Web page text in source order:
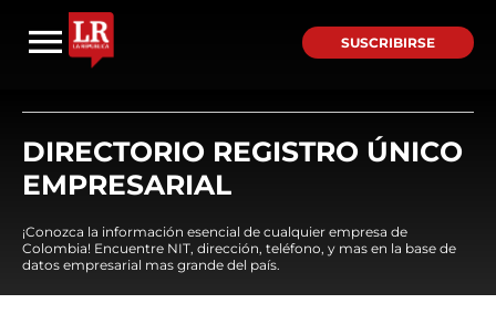
SUSCRIBIRSE
DIRECTORIO REGISTRO ÚNICO
EMPRESARIAL
¡Conozca la información esencial de cualquier empresa de
Colombia! Encuentre NIT, dirección, teléfono, y mas en la base de
datos empresarial mas grande del país.